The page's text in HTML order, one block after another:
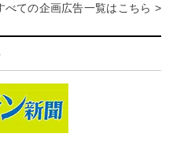
べての企画広告一覧はこちら >